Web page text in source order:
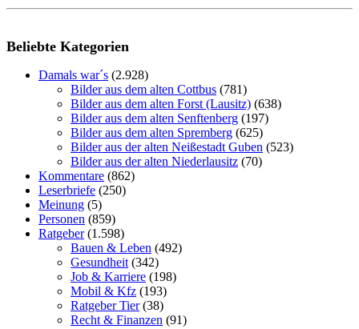
Beliebte Kategorien
Damals war´s (2.928)
Bilder aus dem alten Cottbus (781)
Bilder aus dem alten Forst (Lausitz) (638)
Bilder aus dem alten Senftenberg (197)
Bilder aus dem alten Spremberg (625)
Bilder aus der alten Neißestadt Guben (523)
Bilder aus der alten Niederlausitz (70)
Kommentare (862)
Leserbriefe (250)
Meinung (5)
Personen (859)
Ratgeber(1.598)
Bauen & Leben (492)
Gesundheit (342)
Job & Karriere (198)
Mobil & Kfz (193)
Ratgeber Tier(38)
Recht & Finanzen (91)